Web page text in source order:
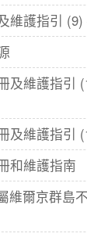
維護指引
及維護指引
及維護指引
和維護指南
維爾京群島